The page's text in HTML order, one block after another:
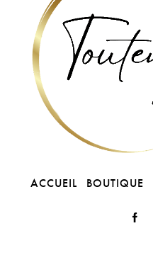
ACCUEIL BOUTIQUE